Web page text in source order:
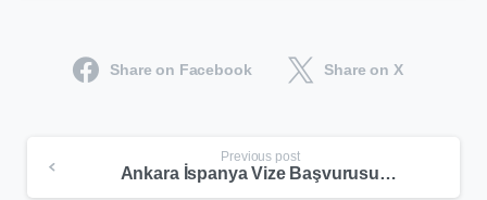
Share on Facebook Share on X
Previous post
Ankara İspanya Vize Başvurusu 2025 – BLS ve Konsolosluk Rehberi